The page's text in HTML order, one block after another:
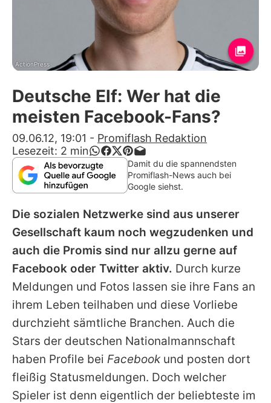
Lifestyle
Familie & Liebe
Promiflash Exklusiv
Alle Themen auf Promiflash
App runterladen
Team
Redaktionelle Richtlinien
Impressum
Datenschutzerklärung
Nutzungsbedingungen
Utiq verwalten
ActionPress
Deutsche Elf: Wer hat die
meisten Facebook-Fans?
09.06.12, 19:01 - Promiflash Redaktion
Lesezeit: 2 min
Damit du die spannendsten
Promiflash-News auch bei
Google siehst.
Die sozialen Netzwerke sind aus unserer
Gesellschaft kaum noch wegzudenken und
auch die Promis sind nur allzu gerne auf
Facebook oder Twitter aktiv. Durch kurze
Meldungen und Fotos lassen sie ihre Fans an
ihrem Leben teilhaben und diese Vorliebe
durchzieht sämtliche Branchen. Auch die
Stars der deutschen Nationalmannschaft
haben Profile bei Facebookund posten dort
fleißig Statusmeldungen. Doch welcher
Spieler ist denn eigentlich der beliebteste im